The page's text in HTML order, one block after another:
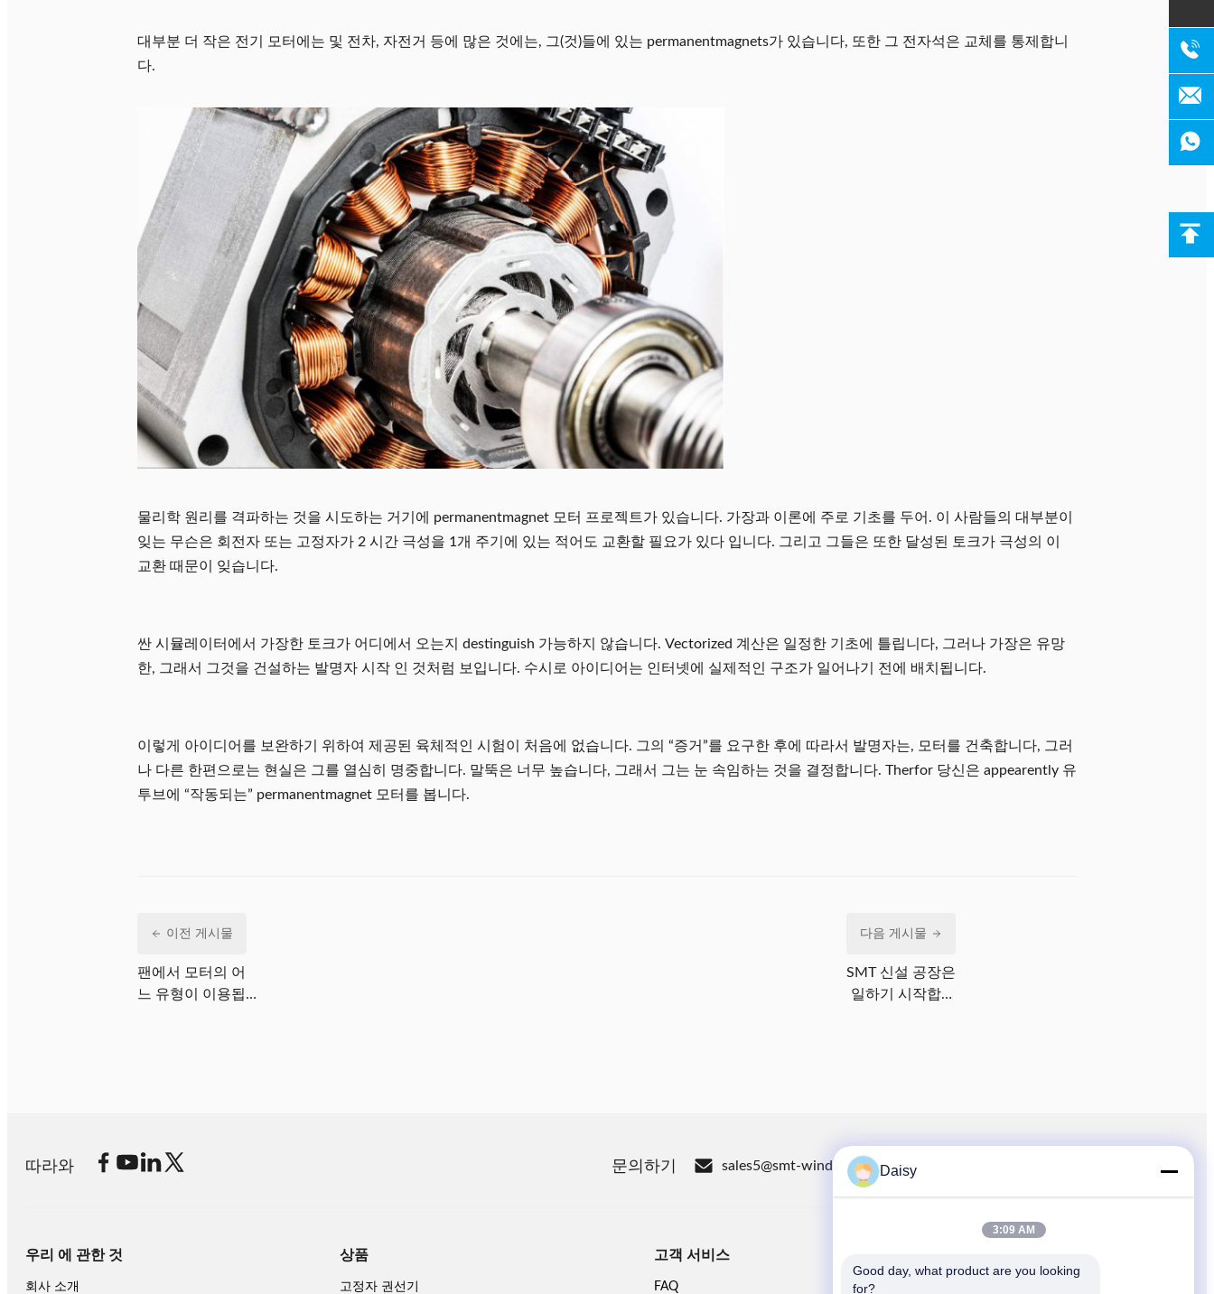
대부분 더 작은 전기 모터에는 및 전차, 자전거 등에 많은 것에는, 그(것)들에 있는 permanentmagnets가 있습니다, 또한 그 전자석은 교체를 통제합니
다.
물리학 원리를 격파하는 것을 시도하는 거기에 permanentmagnet 모터 프로젝트가 있습니다. 가장과 이론에 주로 기초를 두어. 이 사람들의 대부분이
잊는 무슨은 회전자 또는 고정자가 2 시간 극성을 1개 주기에 있는 적어도 교환할 필요가 있다 입니다. 그리고 그들은 또한 달성된 토크가 극성의 이
교환 때문이 잊습니다.
싼 시뮬레이터에서 가장한 토크가 어디에서 오는지 destinguish 가능하지 않습니다. Vectorized 계산은 일정한 기초에 틀립니다, 그러나 가장은 유망
한, 그래서 그것을 건설하는 발명자 시작 인 것처럼 보입니다. 수시로 아이디어는 인터넷에 실제적인 구조가 일어나기 전에 배치됩니다.
이렇게 아이디어를 보완하기 위하여 제공된 육체적인 시험이 처음에 없습니다. 그의 “증거”를 요구한 후에 따라서 발명자는, 모터를 건축합니다, 그러
나 다른 한편으로는 현실은 그를 열심히 명중합니다. 말뚝은 너무 높습니다, 그래서 그는 눈 속임하는 것을 결정합니다. Therfor 당신은 appearently 유
투브에 “작동되는” permanentmagnet 모터를 봅니다.
이전 게시물
팬에서 모터의 어
느 유형이 이용됩
다음 게시물
SMT 신설 공장은
일하기 시작합니
따라와 문의하기 sales5@smt-winding.com 8613914006446
우리 에 관한 것
회사 소개
상품
고정자 권선기
고객 서비스
FAQ
Daisy
3:09 AM
Good day, what product are you looking
for?